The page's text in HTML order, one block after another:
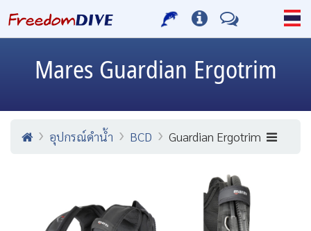
MaresGuardian Ergotrim
อุปกรณ์ดำน้ำ BCD Guardian Ergotrim